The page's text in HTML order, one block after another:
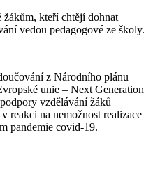
žákům, kteří chtějí dohnat
vedou pedagogové ze školy.
z Národního plánu
unie – Next Generation
vzdělávání žáků
reakci na nemožnost realizace
pandemie covid-19.